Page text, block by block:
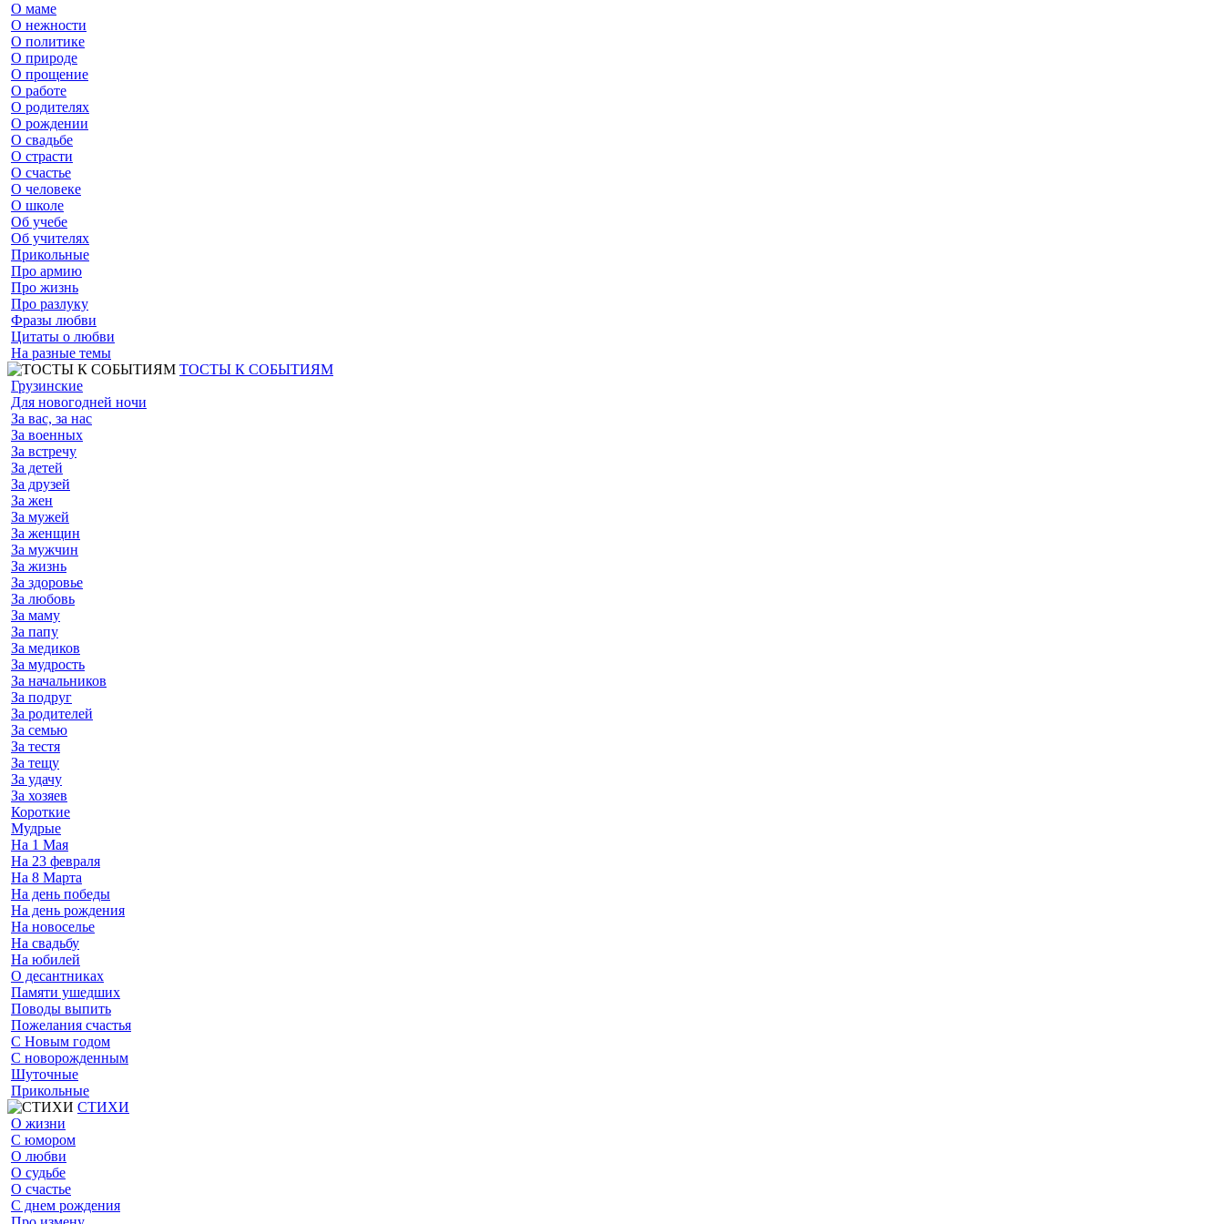
О маме
О нежности
О политике
О природе
О прощение
О работе
О родителях
О рождении
О свадьбе
О страсти
О счастье
О человеке
О школе
Об учебе
Об учителях
Прикольные
Про армию
Про жизнь
Про разлуку
Фразы любви
Цитаты о любви
На разные темы
ТОСТЫ К СОБЫТИЯМ
Грузинские
Для новогодней ночи
За вас, за нас
За военных
За встречу
За детей
За друзей
За жен
За мужей
За женщин
За мужчин
За жизнь
За здоровье
За любовь
За маму
За папу
За медиков
За мудрость
За начальников
За подруг
За родителей
За семью
За тестя
За тещу
За удачу
За хозяев
Короткие
Мудрые
На 1 Мая
На 23 февраля
На 8 Марта
На день победы
На день рождения
На новоселье
На свадьбу
На юбилей
О десантниках
Памяти ушедших
Поводы выпить
Пожелания счастья
С Новым годом
С новорожденным
Шуточные
Прикольные
СТИХИ
О жизни
С юмором
О любви
О судьбе
О счастье
С днем рождения